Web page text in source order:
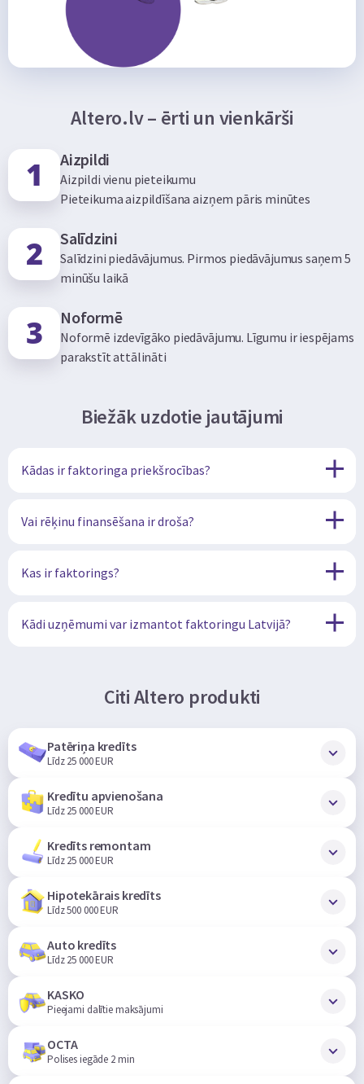
Altero.lv – ērti un vienkārši
Aizpildi
Aizpildi vienu pieteikumu
Pieteikuma aizpildīšana aizņem pāris minūtes
Salīdzini
Salīdzini piedāvājumus. Pirmos piedāvājumus saņem 5
minūšu laikā
Noformē
Noformē izdevīgāko piedāvājumu. Līgumu ir iespējams
parakstīt attālināti
Biežāk uzdotie jautājumi
Kādas ir faktoringa priekšrocības?
Vai rēķinu finansēšana ir droša?
Kas ir faktorings?
Kādi uzņēmumi var izmantot faktoringu Latvijā?
Citi Altero produkti
Patēriņa kredīts
Līdz 25 000 EUR
Kredītu apvienošana
Līdz 25 000 EUR
Kredīts remontam
Līdz 25 000 EUR
Hipotekārais kredīts
Līdz 500 000 EUR
Auto kredīts
Līdz 25 000 EUR
KASKO
Pieejami dalītie maksājumi
OCTA
Polises iegāde 2 min